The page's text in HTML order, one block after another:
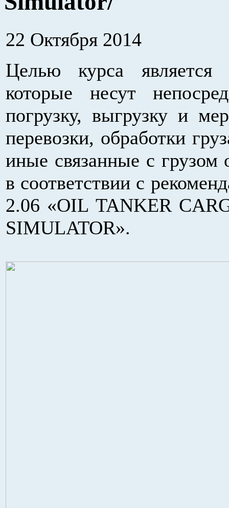
22 Октября 2014
Целью курса является
которые несут
погрузку, выгрузку и
перевозки, обработки
иные связанные с грузом
в соответствии с
2.06 «OIL TANKER
SIMULATOR».